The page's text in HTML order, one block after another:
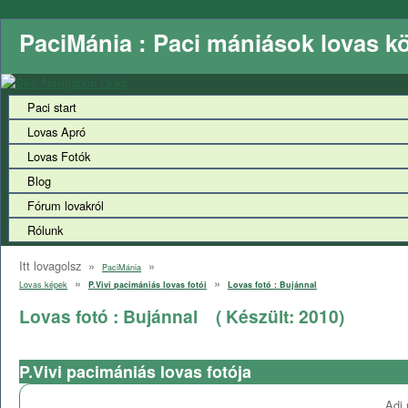
PaciMánia : Paci mániások lovas
Paci start
Lovas Apró
Lovas Fotók
Blog
Fórum lovakról
Rólunk
Itt lovagolsz » PaciMánia »
Lovas képek » P.Vivi pacimániás lovas fotói » Lovas fotó : Bujánnal
Lovas fotó : Bujánnal ( Készült: 2010)
P.Vivi pacimániás lovas fotója